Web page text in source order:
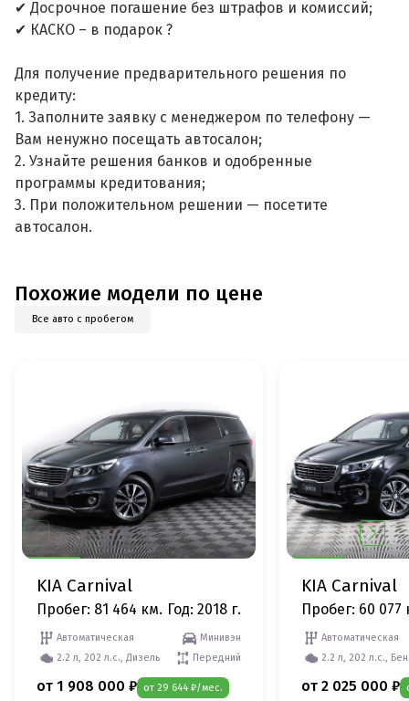
✔ Досрочное погашение без штрафов и комиссий;
✔ КАСКО – в подарок ?
Для получение предварительного решения по
кредиту:
1. Заполните заявку с менеджером по телефону —
Вам ненужно посещать автосалон;
2. Узнайте решения банков и одобренные
программы кредитования;
3. При положительном решении — посетите
автосалон.
Похожие модели по цене
Все авто с пробегом
KIA Carnival
Пробег: 81 464 км. Год: 2018 г.
Автоматическая
Минивэн
2.2 л, 202 л.с., Дизель
Передний
от 1 908 000 ₽ от 29 644 ₽/мес.
KIA Carnival
Пробег: 60 077
Автоматическая
2.2 л, 202 л.с.,
от 2 025 000 ₽